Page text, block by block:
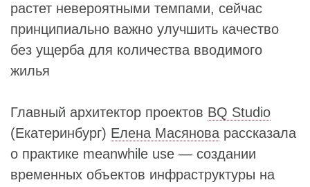
растет невероятными темпами, сейчас
принципиально важно улучшить качество
без ущерба для количества вводимого
жилья
Главный архитектор проектов BQ Studio
(Екатеринбург) Елена Масянова рассказала
о практике meanwhile use — создании
временных объектов инфраструктуры на